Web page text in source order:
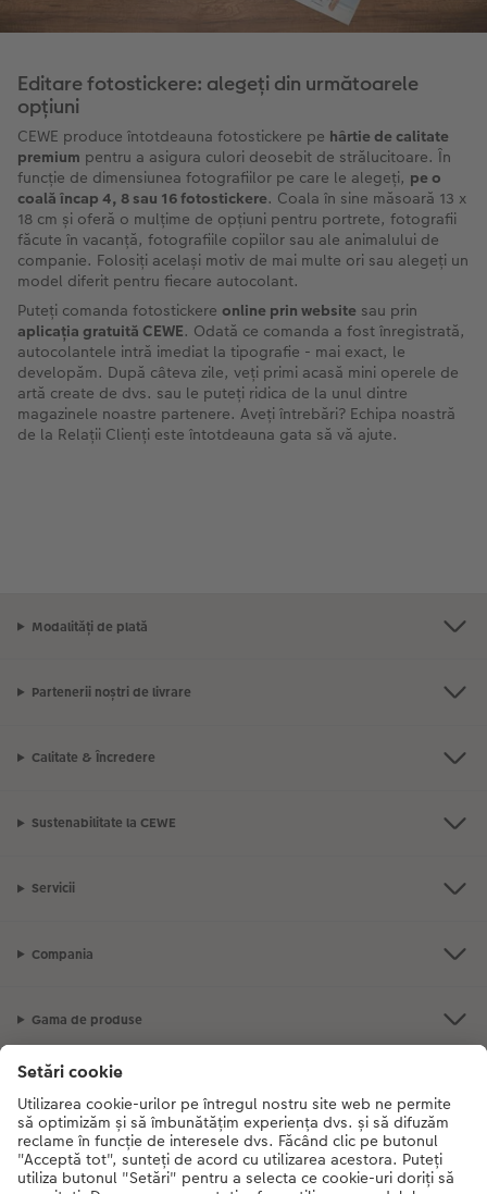
Editare fotostickere: alegeți din următoarele
opțiuni
CEWE produce întotdeauna fotostickere pe hârtie de calitate
premium pentru a asigura culori deosebit de strălucitoare. În
funcție de dimensiunea fotografiilor pe care le alegeți, pe o
coală încap 4, 8 sau 16 fotostickere. Coala în sine măsoară 13 x
18 cm și oferă o mulțime de opțiuni pentru portrete, fotografii
făcute în vacanță, fotografiile copiilor sau ale animalului de
companie. Folosiți același motiv de mai multe ori sau alegeți un
model diferit pentru fiecare autocolant.
Puteți comanda fotostickere online prin website sau prin
aplicația gratuită CEWE. Odată ce comanda a fost înregistrată,
autocolantele intră imediat la tipografie - mai exact, le
developăm. După câteva zile, veți primi acasă mini operele de
artă create de dvs. sau le puteți ridica de la unul dintre
magazinele noastre partenere. Aveți întrebări? Echipa noastră
de la Relații Clienți este întotdeauna gata să vă ajute.
Modalități de plată
Partenerii noștri de livrare
Calitate & Încredere
Sustenabilitate la CEWE
Servicii
Compania
Gama de produse